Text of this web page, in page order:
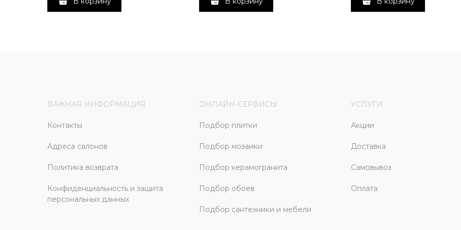
ВАЖНАЯ ИНФОРМАЦИЯ
Контакты
Адреса салонов
Политика возврата
Конфиденциальность и защита
персональных данных
ОНЛАЙН-СЕРВИСЫ
Подбор плитки
Подбор мозаики
Подбор керамогранита
Подбор обоев
Подбор сантехники и мебели
УСЛУГИ
Акции
Доставка
Самовывоз
Оплата